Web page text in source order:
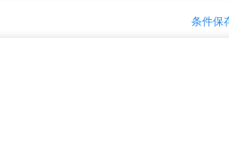
条件保